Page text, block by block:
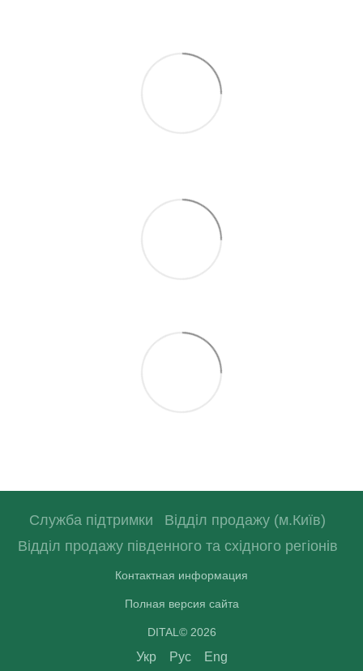
Служба підтримки
Відділ продажу (м.Київ)
Відділ продажу південного та східного регіонів
Контактная информация
Полная версия сайта
DITAL© 2026
Укр Рус Eng